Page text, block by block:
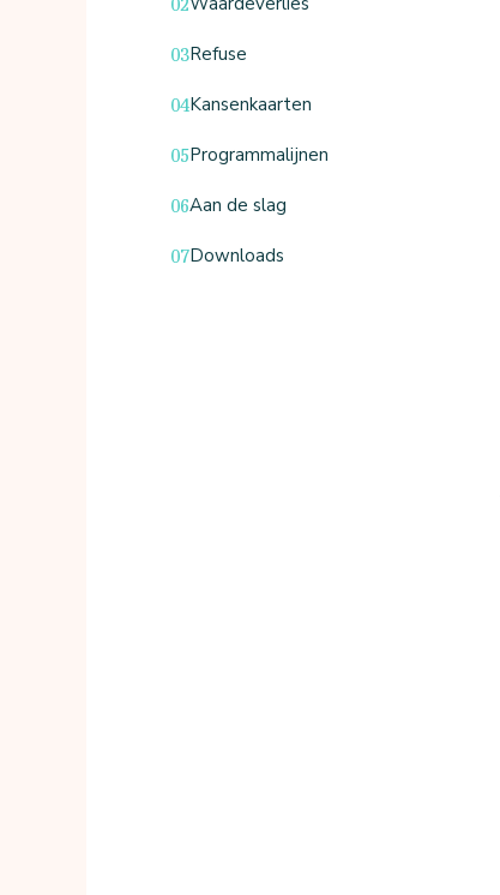
Refuse
Kansenkaarten
Programmalijnen
Aan de slag
Downloads